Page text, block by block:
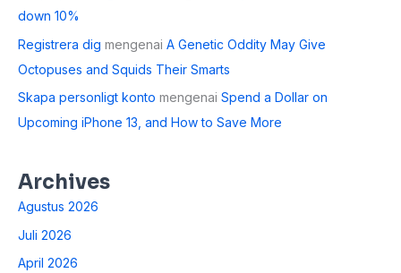
down 10%
Registrera dig mengenai A Genetic Oddity May Give
Octopuses and Squids Their Smarts
Skapa personligt konto mengenai Spend a Dollar on
Upcoming iPhone 13, and How to Save More
Archives
Agustus 2026
Juli 2026
April 2026